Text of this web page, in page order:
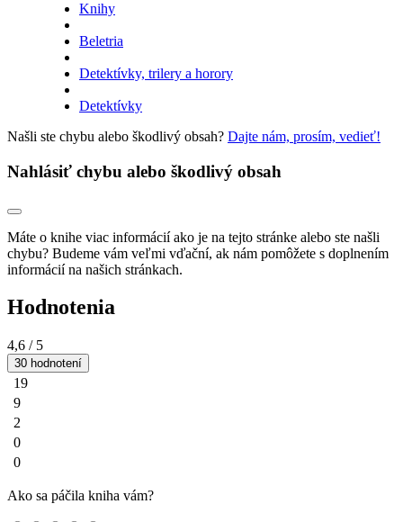
Knihy
Beletria
Detektívky, trilery a horory
Detektívky
Našli ste chybu alebo škodlivý obsah? Dajte nám, prosím, vedieť!
Nahlásiť chybu alebo škodlivý obsah
Máte o knihe viac informácií ako je na tejto stránke alebo ste našli
chybu? Budeme vám veľmi vďační, ak nám pomôžete s doplnením
informácií na našich stránkach.
Hodnotenia
4,6 / 5
30 hodnotení
19
9
2
0
0
Ako sa páčila kniha vám?